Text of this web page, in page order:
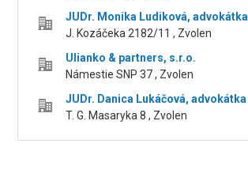
JUDr. Monika Ludiková, advokátka
J. Kozáčeka 2182/11 , Zvolen
Ulianko & partners, s.r.o.
Námestie SNP 37 , Zvolen
JUDr. Danica Lukáčová, advokátka
T. G. Masaryka 8 , Zvolen